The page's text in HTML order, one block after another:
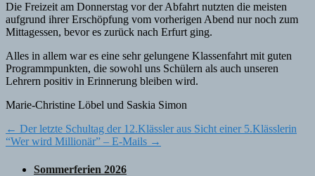
Die Freizeit am Donnerstag vor der Abfahrt nutzten die meisten
aufgrund ihrer Erschöpfung vom vorherigen Abend nur noch zum
Mittagessen, bevor es zurück nach Erfurt ging.
Alles in allem war es eine sehr gelungene Klassenfahrt mit guten
Programmpunkten, die sowohl uns Schülern als auch unseren
Lehrern positiv in Erinnerung bleiben wird.
Marie-Christine Löbel und Saskia Simon
Post
navigation
← Der letzte Schultag der 12.Klässler aus Sicht einer 5.Klässlerin
“Wer wird Millionär” – E-Mails →
Sommerferien 2026